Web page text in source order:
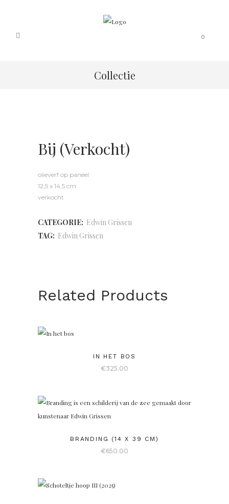
0
Collectie
Bij (verkocht)
olieverf op paneel
12,5 x 14,5 cm
verkocht
CATEGORIE: Edwin Grissen
TAG: Edwin Grissen
Related Products
IN HET BOS
€325.00
BRANDING (14 X 39 CM)
€650.00